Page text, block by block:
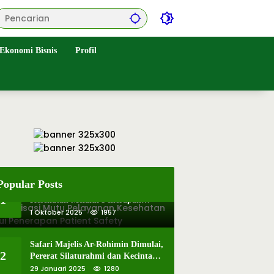
Ekonomi Bisnis Profil
Posts
1
Optimalisasi Mutu Pelayanan
Patient Safety
1 Oktober 2025 1957
2
Safari Majelis Ar-Rohimin Dimulai,
Pererat Silaturahmi dan Kecintaan
pada Selawat
29 Januari 2025 1280